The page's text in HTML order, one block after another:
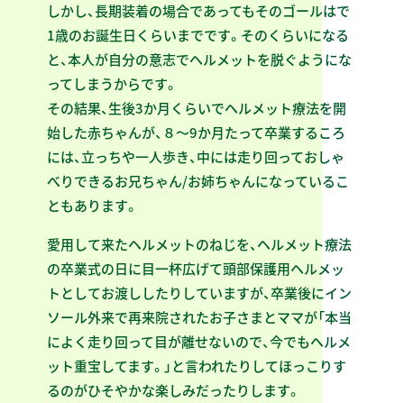
しかし、長期装着の場合であってもそのゴールはで
1歳のお誕生日くらいまでです。そのくらいになる
と、本人が自分の意志でヘルメットを脱ぐようにな
ってしまうからです。
その結果、生後3か月くらいでヘルメット療法を開
始した赤ちゃんが、８～9か月たって卒業するころ
には、立っちや一人歩き、中には走り回っておしゃ
べりできるお兄ちゃん/お姉ちゃんになっているこ
ともあります。
愛用して来たヘルメットのねじを、ヘルメット療法
の卒業式の日に目一杯広げて頭部保護用ヘルメッ
トとしてお渡ししたりしていますが、卒業後にイン
ソール外来で再来院されたお子さまとママが「本当
によく走り回って目が離せないので、今でもヘルメ
ット重宝してます。」と言われたりしてほっこりす
るのがひそやかな楽しみだったりします。